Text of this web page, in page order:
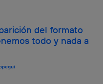
del formato
todo y nada a